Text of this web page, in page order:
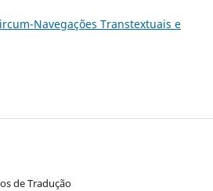
Navegações Transtextuais e
de Tradução